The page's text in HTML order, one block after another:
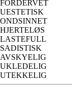
FORDERVET
UESTETISK
ONDSINNET
HJERTELØS
LASTEFULL
SADISTISK
AVSKYELIG
UKLEDELIG
UTEKKELIG